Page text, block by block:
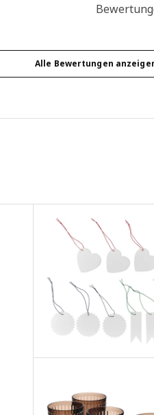
Bewertung: 4.6 von 5 Sterne Alle
Alle Bewertungen